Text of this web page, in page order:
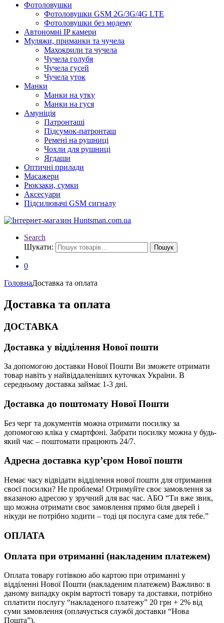
Фотоловушки
Фотоловушки GSM 2G/3G/4G LTE
Фотоловушки без модему
Автономні IP камери
Муляжи, приманки та чучела
Махокрили та чучела
Чучела голубя
Чучела гусей
Чучела уток
Манки
Манки на утку
Манки на гуся
Амуніція
Патронташі
Підсумок-патронташ
Ремені на рушниці
Чохли для рушниці
Ягдаши
Оптичні прилади
Масажери
Рюкзаки, сумки
Аксесуари
Підсилювачі GSM сигналу
Search
Шукати:
Пошук
0
ГоловнаДоставка та оплата
Доставка та оплата
ДОСТАВКА
Доставка у відділення Нової пошти
За допомогою доставки Нової Пошти Ви зможете отримати
товар навіть у найвіддаленіших куточках України. В
середньому доставка займає 1-3 дні.
Доставка до поштомату Нової Пошти
Без черг та документів можна отримати посилку за
допомогою кліка у смартфоні. Забрати посилку можна у будь-
який час – поштомати працюють 24/7.
Адресна доставка кур’єром Нової пошти
Немає часу відвідати відділення нової пошти для отримання
своєї посилки? Не проблема! Отримуйте своє замовлення за
вказаною адресою у зручний для вас час. АБО “Ти вже звик,
що можна отримати своє замовлення прямо біля дверей і
нікуди не потрібно ходити – тоді ця послуга саме для тебе.”
ОПЛАТА
Оплата при отриманні (накладеним платежем)
Оплата товару готівкою або картою при отриманні у
відділенні Нової Пошти (накладеним платежем) Важливо: в
даному випадку окрім вартості товару та доставки, потрібно
сплатити послугу “накладеного платежу” 20 грн + 2% від
суми замовлення (оплачується службі доставки “Нова
Пошта”).